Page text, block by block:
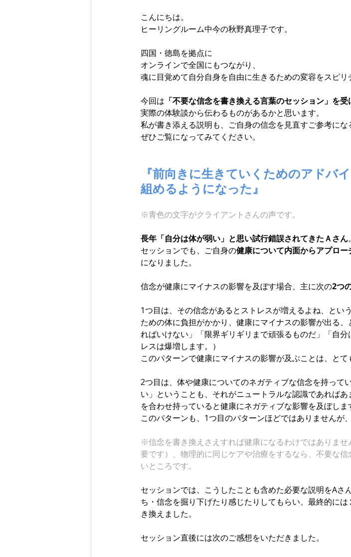
こんにちは。
ヒーリングルーム中今の秋野真理子です。
四国・徳島を拠点に
オンラインで全国にもつながり、
魂に目覚めて自分自身を自由に生きるための変容をスピリ
今回は 「不要な信念を書き換える言葉のセッション」を
実際の体験談から伝わるものがあるかと思います。
私が書き添える説明も、ご自身の信念を見直すご参考にな
ぜひご覧になってみてください。
『前向きに生きていくためのアドバ
組めるようになった』
※青色の文字がクライアントさんの声です。
長年「自分は体が弱い」と思い試行錯誤されてきたＡさん。
セッションでも、ご自身の健康について内面からアプロ
になりました。
信念が健康にマイナスの影響を及ぼす場合、主に次の2つ
1つ目は、その信念があるとストレスが増えるよね、とい
ための体に負担がかかり、健康にマイナスの影響が出る
ればいけない」「限界ギリギリまで頑張るものだ」「自
レスは爆増します。）
このパターンで健康にマイナスの影響が及ぶことは、とて
2つ目は、体や健康についてのネガティブな信念を持って
い」ということも、それがニュートラルな認識であれば
を合わせ持っていると健康にネガティブな影響を及ぼしま
このパターンも、1つ目のパターンほどではありませんが
※信念を書き換えさえすれば健康になるわけではありま
要です）、物理的に同じケアや治療をするなら、不要な
いところです。
セッションでは、こうしたことも含めた必要な説明をA
ち・信念を掘り下げたり感じたりしてもらい、最終的に
き換えました。
セッション直後には次のご感想をいただきました。